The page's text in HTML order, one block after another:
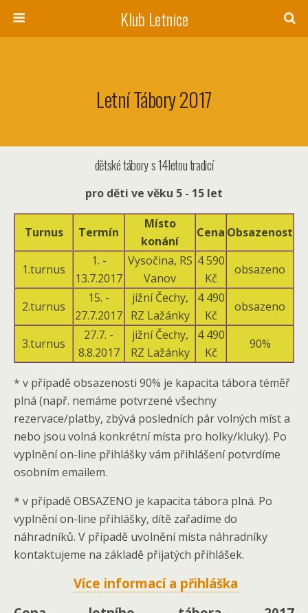
Klub Letnice
Letní Tábory 2017
dětské tábory s 14letou tradicí
pro děti ve věku 5 - 15 let
Turnus Termín
Místo
konání
Cena Obsazenost
1.turnus
1. -
13.7.2017
Vysočina, RS
Vanov
4 590
Kč
obsazeno
2.turnus
15. -
27.7.2017
jižní Čechy,
RZ Lažánky
4 490
Kč
obsazeno
3.turnus
27.7. -
8.8.2017
jižní Čechy,
RZ Lažánky
4 490
Kč
90%
* v případě obsazenosti 90% je kapacita tábora téměř
plná (např. nemáme potvrzené všechny
rezervace/platby, zbývá posledních pár volných míst a
nebo jsou volná konkrétní místa pro holky/kluky). Po
vyplnění on-line přihlášky vám přihlášení potvrdíme
osobním emailem.
* v případě OBSAZENO je kapacita tábora plná. Po
vyplnění on-line přihlášky, dítě zařadíme do
náhradníků. V případě uvolnění místa náhradníky
kontaktujeme na základě přijatých přihlášek.
Více informací a přihláška